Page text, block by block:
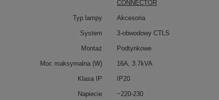
CONNECTOR
Typ lampy Akcesoria
System 3-obwodowy CTLS
Montaż Podtynkowe
Moc maksymalna (W) 16A, 3.7kVA
Klasa IP IP20
Napiecie ~220-230